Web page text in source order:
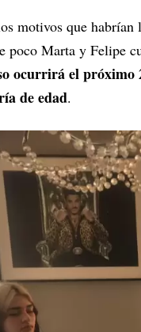
motivos que
poco Marta y Felipe
ocurrirá el próximo
de edad.